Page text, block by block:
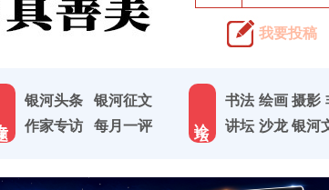
我要投稿
银河头条
银河征文
作家专访
每月一评
书法 绘画 摄影
讲坛 沙龙 银河